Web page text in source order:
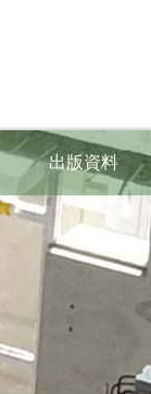
出版資料